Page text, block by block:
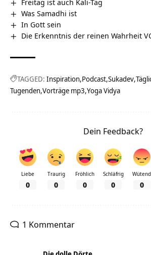
Freitag ist auch Kali-Tag
Was Samadhi ist
In Gott sein
Die Erkenntnis der reinen Wahrheit
TAGGED: Inspiration Podcast Sukadev
Tugenden Vorträge mp3 Yoga Vidya
Dein Feedback?
Liebe
0
Traurig
0
Fröhlich
0
Schläfrig
0
Wütend
0
1 Kommentar